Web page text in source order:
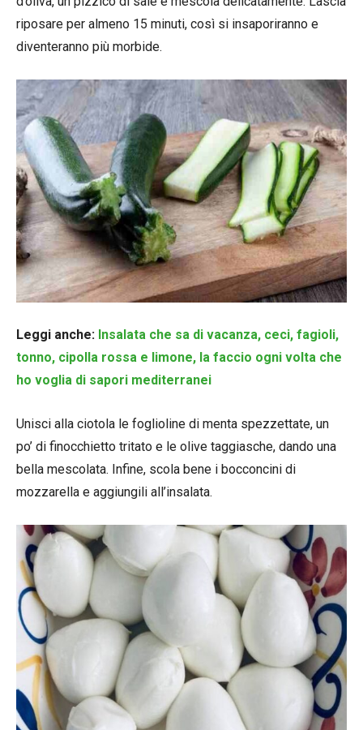
riposare per almeno 15 minuti, così si insaporiranno e
diventeranno più morbide.
Leggi anche: Insalata che sa di vacanza, ceci, fagioli,
tonno, cipolla rossa e limone, la faccio ogni volta che
ho voglia di sapori mediterranei
Unisci alla ciotola le foglioline di menta spezzettate, un
po’ di finocchietto tritato e le olive taggiasche, dando una
bella mescolata. Infine, scola bene i bocconcini di
mozzarella e aggiungili all’insalata.